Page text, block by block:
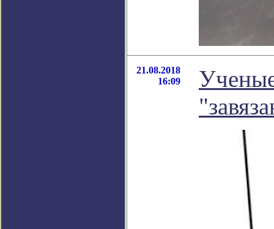
21.08.2018
16:09